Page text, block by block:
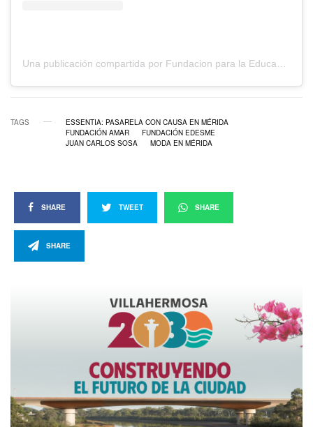
TAGS
ESSENTIA: PASARELA CON CAUSA EN MÉRIDA
FUNDACIÓN AMAR
FUNDACIÓN EDESME
JUAN CARLOS SOSA
MODA EN MÉRIDA
SHARE TWEET SHARE
SHARE